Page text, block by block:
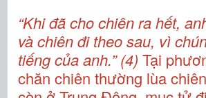
“Khi đã cho chiên ra hết,
và chiên đi theo sau, vì
tiếng của anh.” (4) Tại
chăn chiên thường lùa